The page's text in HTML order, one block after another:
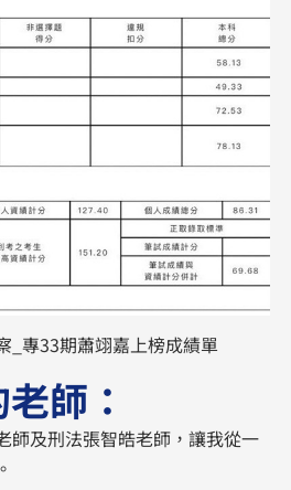
_專33期蕭翊嘉上榜成績單
師：
師及刑法張智皓老師，讓我從一